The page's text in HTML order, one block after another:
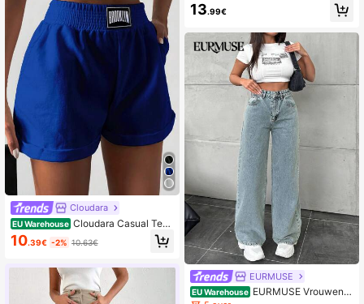
Cloudara
EU Warehouse Cloudara Casual Teks
t Dames shorts Patched Zak
10.39€ -2% 10.63€
13.99€
EURMUSE
EU Warehouse EURMUSE Vrouwen S